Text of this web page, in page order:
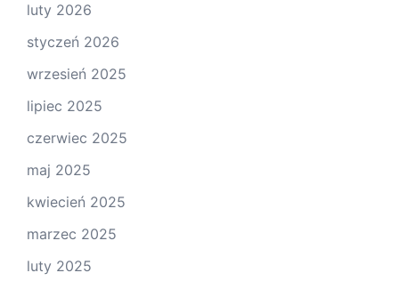
luty 2026
styczeń 2026
wrzesień 2025
lipiec 2025
czerwiec 2025
maj 2025
kwiecień 2025
marzec 2025
luty 2025